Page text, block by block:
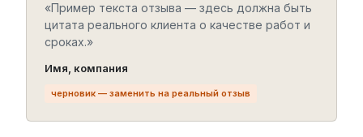
«Пример текста отзыва — здесь должна быть
цитата реального клиента о качестве работ и
сроках.»
Имя, компания
черновик — заменить на реальный отзыв